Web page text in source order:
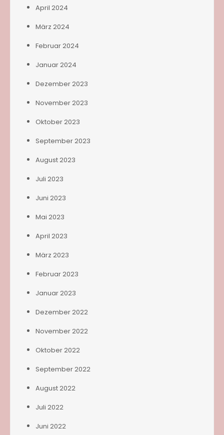
April 2024
März 2024
Februar 2024
Januar 2024
Dezember 2023
November 2023
Oktober 2023
September 2023
August 2023
Juli 2023
Juni 2023
Mai 2023
April 2023
März 2023
Februar 2023
Januar 2023
Dezember 2022
November 2022
Oktober 2022
September 2022
August 2022
Juli 2022
Juni 2022